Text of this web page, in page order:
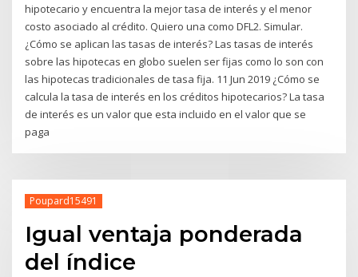
hipotecario y encuentra la mejor tasa de interés y el menor
costo asociado al crédito. Quiero una como DFL2. Simular.
¿Cómo se aplican las tasas de interés? Las tasas de interés
sobre las hipotecas en globo suelen ser fijas como lo son con
las hipotecas tradicionales de tasa fija. 11 Jun 2019 ¿Cómo se
calcula la tasa de interés en los créditos hipotecarios? La tasa
de interés es un valor que esta incluido en el valor que se
paga
Poupard15491
Igual ventaja ponderada
del índice